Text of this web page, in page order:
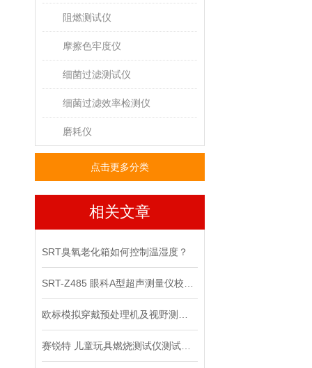
阻燃测试仪
摩擦色牢度仪
细菌过滤测试仪
细菌过滤效率检测仪
磨耗仪
点击更多分类
相关文章
SRT臭氧老化箱如何控制温湿度？